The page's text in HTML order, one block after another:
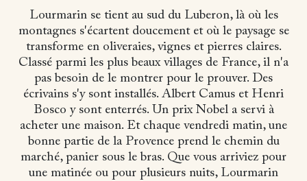
Lourmarin se tient au sud du Luberon, là où les
montagnes s'écartent doucement et où le paysage se
transforme en oliveraies, vignes et pierres claires.
Classé parmi les plus beaux villages de France, il n'a
pas besoin de le montrer pour le prouver. Des
écrivains s'y sont installés. Albert Camus et Henri
Bosco y sont enterrés. Un prix Nobel a servi à
acheter une maison. Et chaque vendredi matin, une
bonne partie de la Provence prend le chemin du
marché, panier sous le bras. Que vous arriviez pour
une matinée ou pour plusieurs nuits, Lourmarin